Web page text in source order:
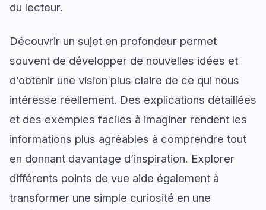
du lecteur.
Découvrir un sujet en profondeur permet
souvent de développer de nouvelles idées et
d’obtenir une vision plus claire de ce qui nous
intéresse réellement. Des explications détaillées
et des exemples faciles à imaginer rendent les
informations plus agréables à comprendre tout
en donnant davantage d’inspiration. Explorer
différents points de vue aide également à
transformer une simple curiosité en une